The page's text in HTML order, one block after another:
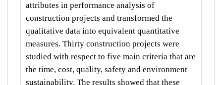
attributes in performance analysis of
construction projects and transformed the
qualitative data into equivalent quantitative
measures. Thirty construction projects were
studied with respect to five main criteria that are
the time, cost, quality, safety and environment
sustainability. The results showed that these